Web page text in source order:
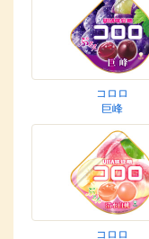
コロロ
巨峰
コロロ